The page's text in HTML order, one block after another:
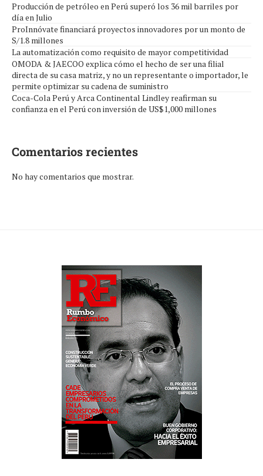
Producción de petróleo en Perú superó los 36 mil barriles por
día en Julio
ProInnóvate financiará proyectos innovadores por un monto de
S/1.8 millones
La automatización como requisito de mayor competitividad
OMODA & JAECOO explica cómo el hecho de ser una filial
directa de su casa matriz, y no un representante o importador, le
permite optimizar su cadena de suministro
Coca-Cola Perú y Arca Continental Lindley reafirman su
confianza en el Perú con inversión de US$1,000 millones
Comentarios recientes
No hay comentarios que mostrar.